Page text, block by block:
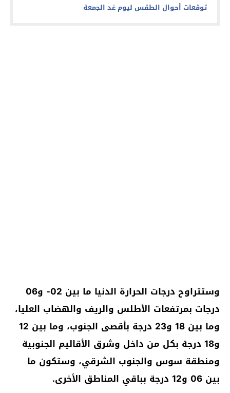
توقعات أحوال الطقس ليوم غد الجمعة
وستتراوح درجات الحرارة الدنيا ما بين 02- و06
درجات بمرتفعات الأطلس والريف والهضاب العليا،
وما بين 18 و23 درجة بأقصى الجنوب، وما بين 12
و18 درجة بكل من داخل وشرق الأقاليم الجنوبية
ومنطقة سوس والجنوب الشرقي، وستكون ما
بين 06 و12 درجة بباقي المناطق الأخرى.